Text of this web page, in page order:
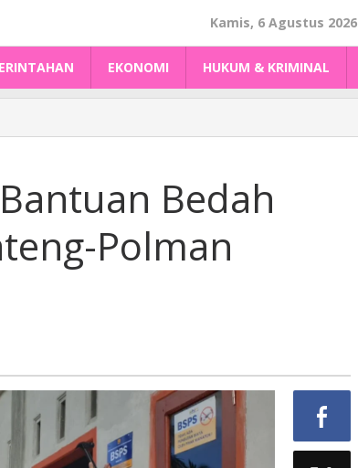
Kamis, 6 Agustus 2026
EKONOMI HUKUM & KRIMINAL
Bedah
Polman